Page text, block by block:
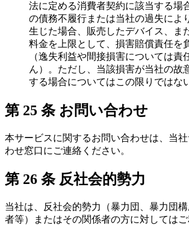
法に定める消費者契約に該当する場
の債務不履行または当社の過失によ
生じた場合、販売したデバイス、ま
料金を上限として、損害賠償責任を
（逸失利益や間接損害については責
ん）。ただし、当該損害が当社の故
する場合についてはこの限りではな
第 25 条 お問い合わせ
本サービスに関するお問い合わせは、当
わせ窓口にご連絡ください。
第 26 条 反社会的勢力
当社は、反社会的勢力（暴力団、暴力団
者等）またはその関係者の方に対しては